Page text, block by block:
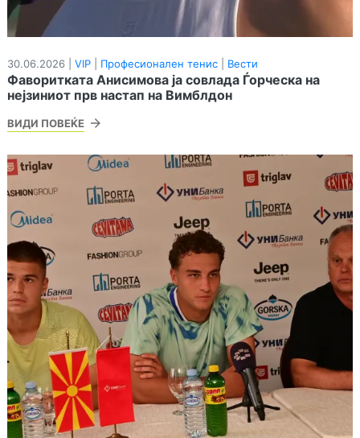
30.06.2026 | VIP Професионален тенис Вести
Фаворитката Анисимова ја совлада Ѓорческа на
нејзиниот прв настап на Вимблдон
ВИДИ ПОВЕЌЕ